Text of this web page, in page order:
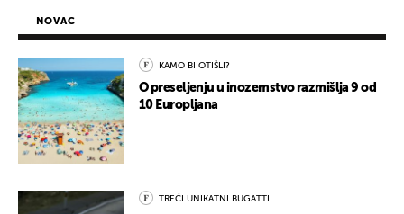
NOVAC
KAMO BI OTIŠLI?
O preseljenju u inozemstvo razmišlja 9 od
10 Europljana
TREĆI UNIKATNI BUGATTI